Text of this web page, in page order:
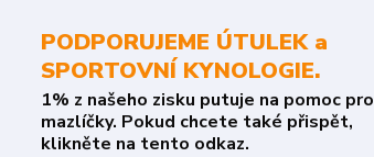
PODPORUJEME ÚTULEK a
SPORTOVNÍ KYNOLOGIE.
1% z našeho zisku putuje na pomoc pro
mazlíčky. Pokud chcete také přispět,
klikněte na tento odkaz.